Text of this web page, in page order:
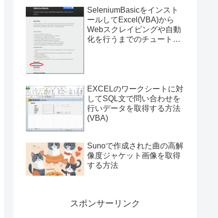
SeleniumBasicをインスト
ールしてExcel(VBA)から
Webスクレイピングや自動
化を行うまでのチュートリ
EXCELのワークシートに対
してSQL文で問い合わせを
行いデータを取得する方法
(VBA)
Sunoで作成された曲の高解
像度ジャケット画像を取得
する方法
スポンサーリンク